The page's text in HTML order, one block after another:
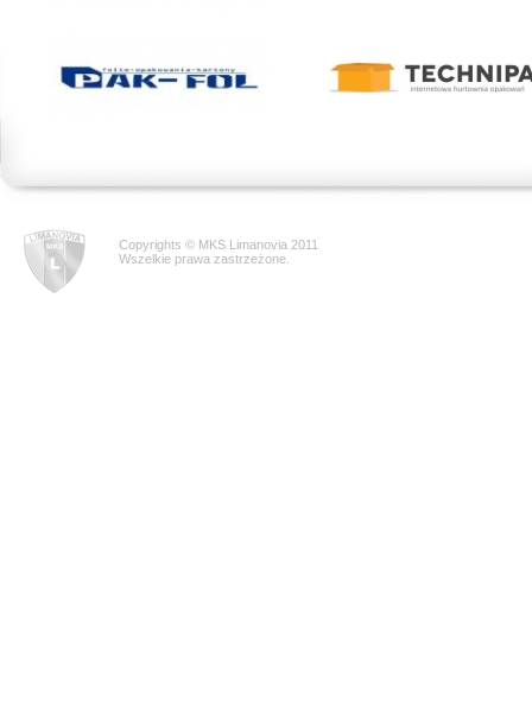
Copyrights © MKS Limanovia 2011
Wszelkie prawa zastrzeżone.